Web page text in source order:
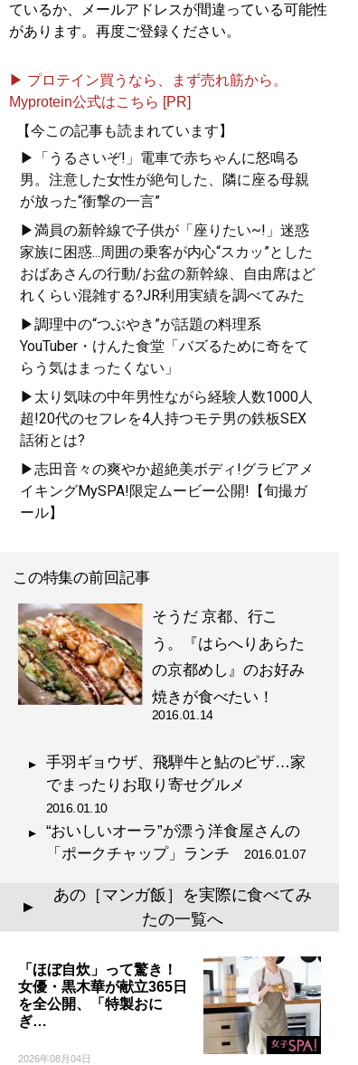
ているか、メールアドレスが間違っている可能性
があります。再度ご登録ください。
▶ プロテイン買うなら、まず売れ筋から。
Myprotein公式はこちら [PR]
【今この記事も読まれています】
▶「うるさいぞ!」電車で赤ちゃんに怒鳴る
男。注意した女性が絶句した、隣に座る母親
が放った“衝撃の一言”
▶満員の新幹線で子供が「座りたい~!」迷惑
家族に困惑...周囲の乗客が内心“スカッ”とした
おばあさんの行動/お盆の新幹線、自由席はど
れくらい混雑する?JR利用実績を調べてみた
▶調理中の“つぶやき”が話題の料理系
YouTuber・けんた食堂「バズるために奇をて
らう気はまったくない」
▶太り気味の中年男性ながら経験人数1000人
超!20代のセフレを4人持つモテ男の鉄板SEX
話術とは?
▶志田音々の爽やか超絶美ボディ!グラビアメ
イキングMySPA!限定ムービー公開!【旬撮ガ
ール】
この特集の前回記事
そうだ 京都、行こ
う。『はらへりあらた
の京都めし』のお好み
焼きが食べたい！
2016.01.14
手羽ギョウザ、飛騨牛と鮎のピザ…家
でまったりお取り寄せグルメ
2016.01.10
“おいしいオーラ”が漂う洋食屋さんの
「ポークチャップ」ランチ
2016.01.07
▲
あの［マンガ飯］を実際に食べてみ
たの一覧へ
「ほぼ自炊」って驚き！
女優・黒木華が献立365日
を全公開、「特製おに
ぎ…
2026年08月04日